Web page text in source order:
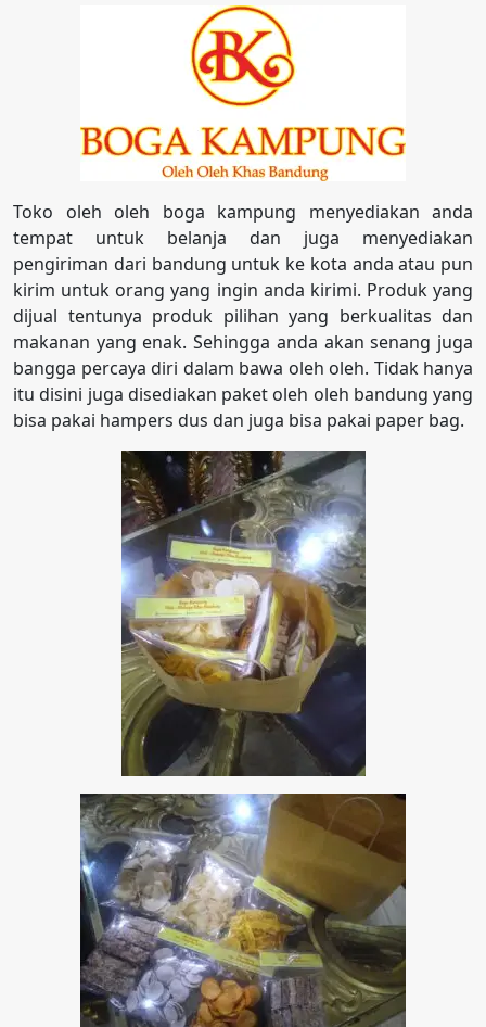
Toko oleh oleh boga kampung menyediakan anda
tempat untuk belanja dan juga menyediakan
pengiriman dari bandung untuk ke kota anda atau pun
kirim untuk orang yang ingin anda kirimi. Produk yang
dijual tentunya produk pilihan yang berkualitas dan
makanan yang enak. Sehingga anda akan senang juga
bangga percaya diri dalam bawa oleh oleh. Tidak hanya
itu disini juga disediakan paket oleh oleh bandung yang
bisa pakai hampers dus dan juga bisa pakai paper bag.